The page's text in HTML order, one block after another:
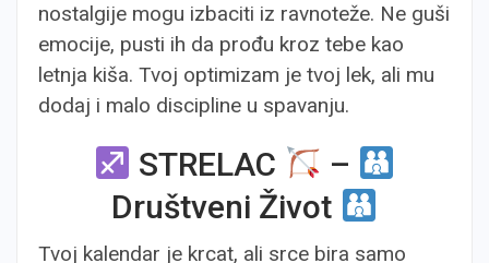
nostalgije mogu izbaciti iz ravnoteže. Ne guši
emocije, pusti ih da prođu kroz tebe kao
letnja kiša. Tvoj optimizam je tvoj lek, ali mu
dodaj i malo discipline u spavanju.
STRELAC
–
Društveni Život
Tvoj kalendar je krcat, ali srce bira samo